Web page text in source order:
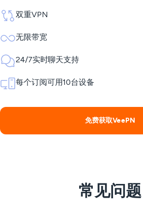
双重VPN
无限带宽
24/7实时聊天支持
每个订阅可用10台设备
免费获取VeePN
常见问题